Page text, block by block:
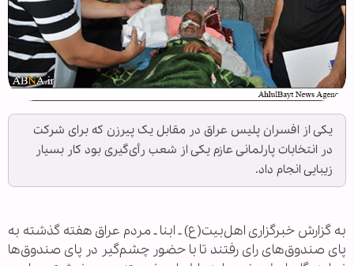
یکی از افسران پلیس عراق در مقابل یک پیرزن که برای شرکت
در انتخابات پارلمانی عازم یکی از شعب رأی‌گیری بود کار بسیار
زیبایی انجام داد.
به گزارش خبرگزاری اهل‌بیت(ع) ـ ابنا ـ مردم عراق هفته گذشته به
پای صندوق‌های رای رفتند تا با حضور چشم‌گیر در پای صندوق‌ها